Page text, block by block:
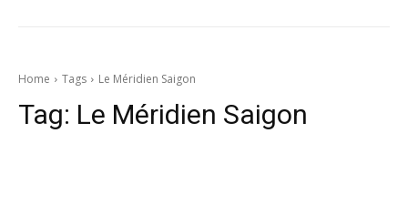
Home Tags Le Méridien Saigon
Tag: Le Méridien Saigon